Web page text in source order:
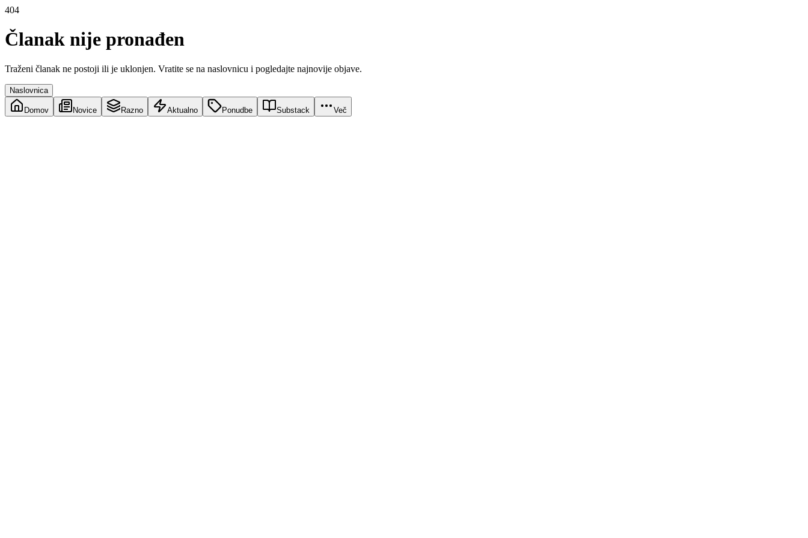
404
Članak nije pronađen
Traženi članak ne postoji ili je uklonjen. Vratite se na naslovnicu i pogledajte najnovije objave.
Naslovnica
Domov Novice Razno Aktualno Ponudbe Substack Več